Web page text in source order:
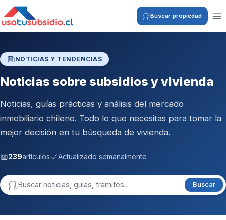
Buscar propiedad
NOTICIAS Y TENDENCIAS
Noticias sobre subsidios y vivienda
Noticias, guías prácticas y análisis del mercado
inmobiliario chileno. Todo lo que necesitas para tomar la
mejor decisión en tu búsqueda de vivienda.
239artículos Actualizado semanalmente
Buscar